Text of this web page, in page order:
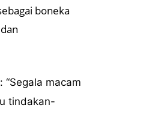
boneka
macam
tindakan-